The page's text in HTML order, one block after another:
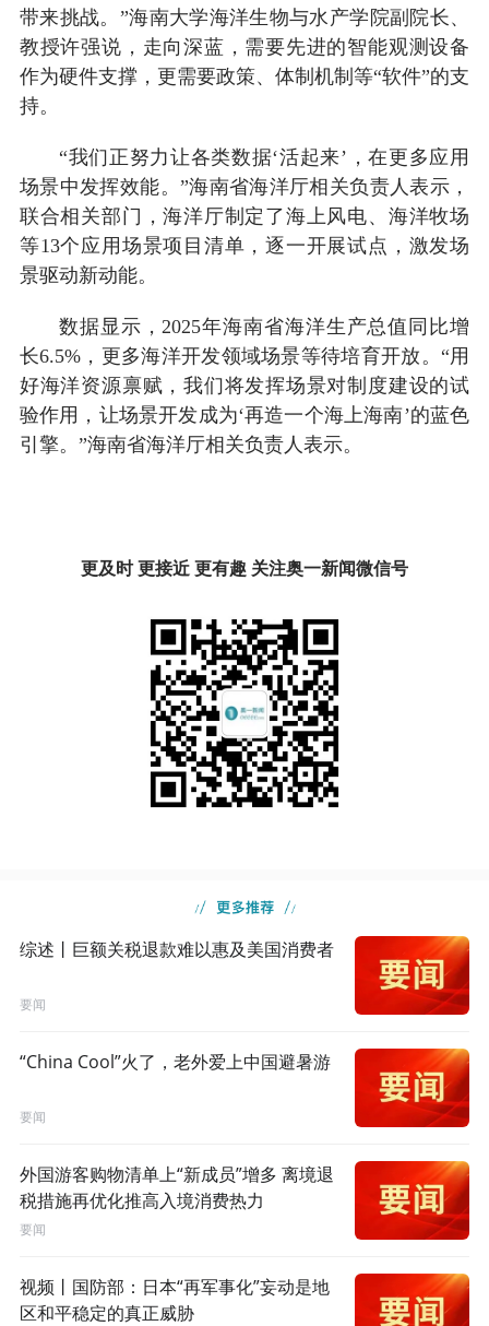
带来挑战。”海南大学海洋生物与水产学院副院长、
教授许强说，走向深蓝，需要先进的智能观测设备
作为硬件支撑，更需要政策、体制机制等“软件”的支
持。
“我们正努力让各类数据‘活起来’，在更多应用
场景中发挥效能。”海南省海洋厅相关负责人表示，
联合相关部门，海洋厅制定了海上风电、海洋牧场
等13个应用场景项目清单，逐一开展试点，激发场
景驱动新动能。
数据显示，2025年海南省海洋生产总值同比增
长6.5%，更多海洋开发领域场景等待培育开放。“用
好海洋资源禀赋，我们将发挥场景对制度建设的试
验作用，让场景开发成为‘再造一个海上海南’的蓝色
引擎。”海南省海洋厅相关负责人表示。
更及时 更接近 更有趣 关注奥一新闻微信号
综述丨巨额关税退款难以惠及美国消费者
要闻
“China Cool”火了，老外爱上中国避暑游
要闻
外国游客购物清单上“新成员”增多 离境退
税措施再优化推高入境消费热力
要闻
视频丨国防部：日本“再军事化”妄动是地
区和平稳定的真正威胁